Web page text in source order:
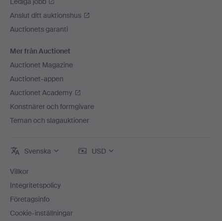
Anslut ditt auktionshus
Auctionets garanti
Mer från Auctionet
Auctionet Magazine
Auctionet-appen
Auctionet Academy
Konstnärer och formgivare
Teman och slagauktioner
Svenska USD
Villkor
Integritetspolicy
Företagsinfo
Cookie-inställningar